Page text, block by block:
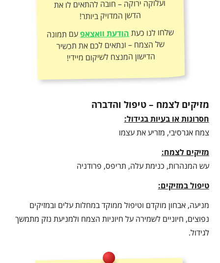
הדשן המדויק ביותר!
שלחו לנו כעתהודעת וואצאפעם תמונה
של הצמח – ונתאים לכם את תכשיר
הדישון המנצח לשיקום מיידי!
מזיקים לצמח – טיפול והדברה
חסרונות או בעיות בגידול:
צמח אגרסיבי, מזריע את עצמו
מזיקים לצמח:
עש המנהרות, כנימת עלה, תריפס, פרודניה
טיפול במזיקים:
מניעה, אבחון מוקדם וטיפול ממוקד במחלות עלים ובמזיקים
נפוצים, חיוניים לשמירה על חיוניות הצמח ולמניעת נזק מתמשך
לגידול.